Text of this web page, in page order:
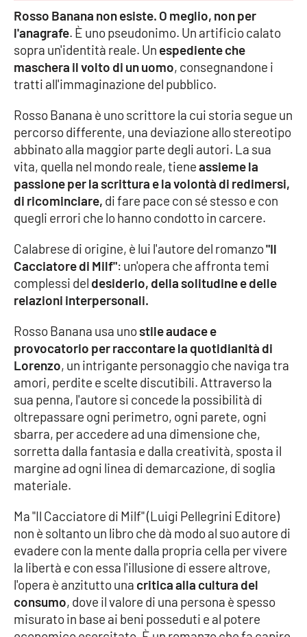
VIDEO
Ambiente
Cronaca
Cultura
Economia e Lavoro
Politica
Sanità
Società
Sport
RUBRICHE
Good Morning Vietnam
Parchi Marini Calabria
Leggendo Alvaro insieme
Imprese Di Calabria
Le perfidie di Antonella Grippo
Venti di comunicazione
Rosso Banana non esiste. O meglio, non per
l'anagrafe. È uno pseudonimo. Un artificio calato
sopra un'identità reale. Un espediente che
maschera il volto di un uomo, consegnandone i
tratti all'immaginazione del pubblico.
Rosso Banana è uno scrittore la cui storia segue un
percorso differente, una deviazione allo stereotipo
abbinato alla maggior parte degli autori. La sua
vita, quella nel mondo reale, tieneassieme la
passione per la scrittura e la volontà di redimersi,
di ricominciare, di fare pace con sé stesso e con
quegli errori che lo hanno condotto in carcere.
Calabrese di origine, è lui l'autore del romanzo"Il
Cacciatore di Milf": un'opera che affronta temi
complessi del desiderio, della solitudine e delle
relazioni interpersonali.
Rosso Banana usa unostile audace e
provocatorio per raccontare la quotidianità di
Lorenzo, un intrigante personaggio che naviga tra
amori, perdite e scelte discutibili. Attraverso la
sua penna, l'autore si concede la possibilità di
oltrepassare ogni perimetro, ogni parete, ogni
sbarra, per accedere ad una dimensione che,
sorretta dalla fantasia e dalla creatività, sposta il
margine ad ogni linea di demarcazione, di soglia
materiale.
Ma "Il Cacciatore di Milf" (Luigi Pellegrini Editore)
non è soltanto un libro che dà modo al suo autore di
evadere con la mente dalla propria cella per vivere
la libertà e con essa l'illusione di essere altrove,
l'opera è anzitutto una critica alla cultura del
consumo, dove il valore di una persona è spesso
misurato in base ai beni posseduti e al potere